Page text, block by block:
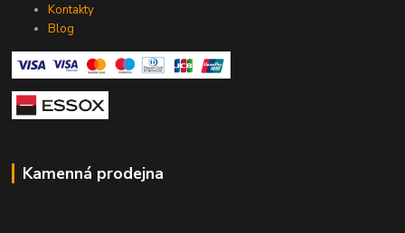
Kontakty
Blog
Kamenná prodejna